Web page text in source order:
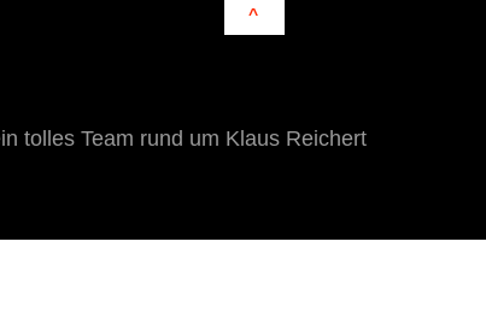
^
tolles Team rund um Klaus Reichert